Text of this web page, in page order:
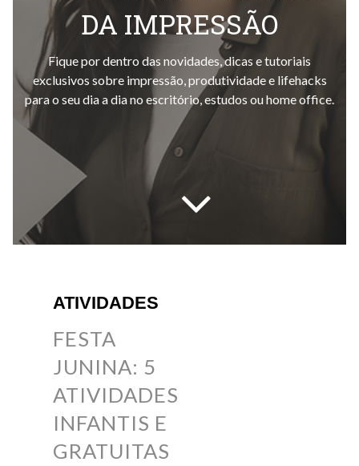
DA IMPRESSÃO
Fique por dentro das novidades, dicas e tutoriais
exclusivos sobre impressão, produtividade e lifehacks
para o seu dia a dia no escritório, estudos ou home office.
ATIVIDADES
FESTA
JUNINA: 5
ATIVIDADES
INFANTIS E
GRATUITAS